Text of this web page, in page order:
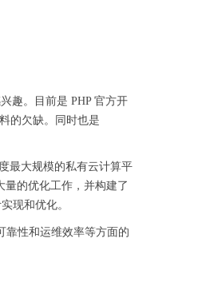
趣。目前是 PHP 官方开
的欠缺。同时也是
最大规模的私有云计算平
量的优化工作，并构建了
现和优化。
靠性和运维效率等方面的